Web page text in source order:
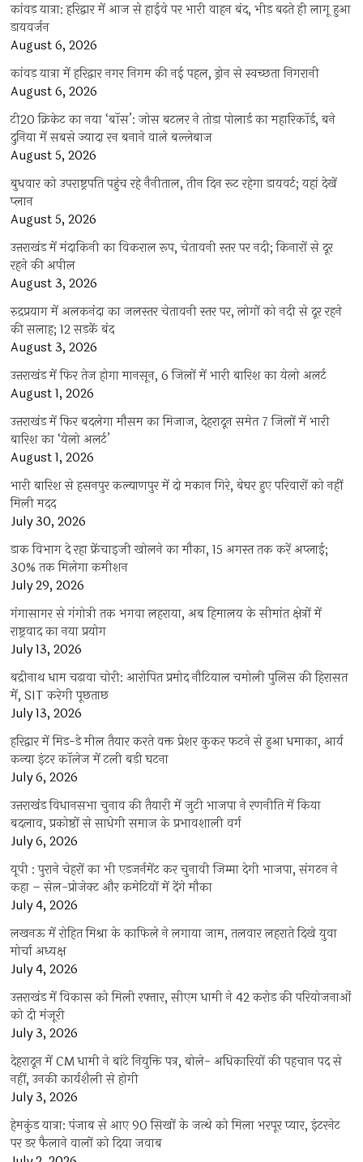
कांवड़ यात्रा: हरिद्वार में आज से हाईवे पर भारी वाहन बंद, भीड़ बढ़ते ही लागू हुआ
डायवर्जन
August 6, 2026
कांवड़ यात्रा में हरिद्वार नगर निगम की नई पहल, ड्रोन से स्वच्छता निगरानी
August 6, 2026
टी20 क्रिकेट का नया ‘बॉस’: जोस बटलर ने तोड़ा पोलार्ड का महारिकॉर्ड, बने
दुनिया में सबसे ज्यादा रन बनाने वाले बल्लेबाज
August 5, 2026
बुधवार को उपराष्ट्रपति पहुंच रहे नैनीताल, तीन दिन रूट रहेगा डायवर्ट; यहां देखें
प्‍लान
August 5, 2026
उत्तराखंड में मंदाकिनी का विकराल रूप, चेतावनी स्तर पर नदी; किनारों से दूर
रहने की अपील
August 3, 2026
रुद्रप्रयाग में अलकनंदा का जलस्तर चेतावनी स्तर पर, लोगों को नदी से दूर रहने
की सलाह; 12 सड़कें बंद
August 3, 2026
उत्तराखंड में फिर तेज होगा मानसून, 6 जिलों में भारी बारिश का येलो अलर्ट
August 1, 2026
उत्तराखंड में फिर बदलेगा मौसम का मिजाज, देहरादून समेत 7 जिलों में भारी
बारिश का ‘येलो अलर्ट’
August 1, 2026
भारी बारिश से हसनपुर कल्याणपुर में दो मकान गिरे, बेघर हुए परिवारों को नहीं
मिली मदद
July 30, 2026
डाक विभाग दे रहा फ्रेंचाइजी खोलने का मौका, 15 अगस्त तक करें अप्लाई;
30% तक मिलेगा कमीशन
July 29, 2026
गंगासागर से गंगोत्री तक भगवा लहराया, अब हिमालय के सीमांत क्षेत्रों में
राष्ट्रवाद का नया प्रयोग
July 13, 2026
बद्रीनाथ धाम चढ़ावा चोरी: आरोपित प्रमोद नौटियाल चमोली पुलिस की हिरासत
में, SIT करेगी पूछताछ
July 13, 2026
हरिद्वार में मिड-डे मील तैयार करते वक्त प्रेशर कुकर फटने से हुआ धमाका, आर्य
कन्या इंटर कॉलेज में टली बड़ी घटना
July 6, 2026
उत्तराखंंड विधानसभा चुनाव की तैयारी में जुटी भाजपा ने रणनीति में किया
बदलाव, प्रकोष्ठों से साधेगी समाज के प्रभावशाली वर्ग
July 6, 2026
यूपी : पुराने चेहरों का भी एडजर्नमेंट कर चुनावी जिम्मा देगी भाजपा, संगठन ने
कहा – सेल-प्रोजेक्ट और कमेटियों में देंगे मौका
July 4, 2026
लखनऊ में रोहित मिश्रा के काफिले ने लगाया जाम, तलवार लहराते दिखे युवा
मोर्चा अध्यक्ष
July 4, 2026
उत्तराखंड में विकास को मिली रफ्तार, सीएम धामी ने 42 करोड़ की परियोजनाओं
को दी मंजूरी
July 3, 2026
देहरादून में CM धामी ने बांटे नियुक्ति पत्र, बोले- अधिकारियों की पहचान पद से
नहीं, उनकी कार्यशैली से होगी
July 3, 2026
हेमकुंड यात्रा: पंजाब से आए 90 सिखों के जत्थे को मिला भरपूर प्यार, इंटरनेट
पर डर फैलाने वालों को दिया जवाब